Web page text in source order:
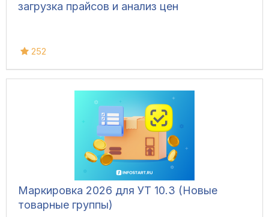
загрузка прайсов и анализ цен
252
Маркировка 2026 для УТ 10.3 (Новые
товарные группы)